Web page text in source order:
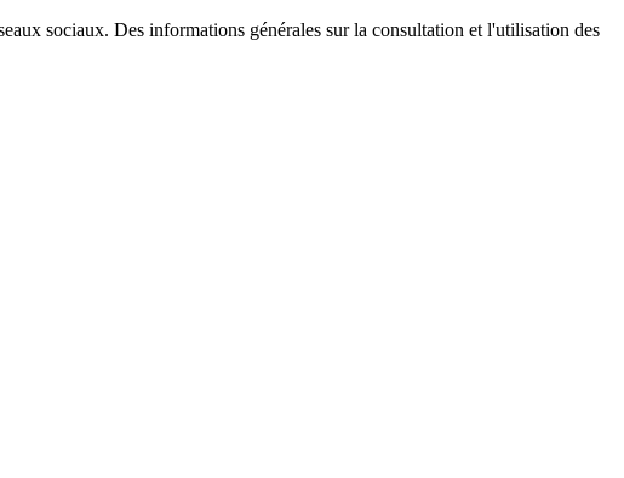
sociaux. Des informations générales sur la consultation et l'utilisation des